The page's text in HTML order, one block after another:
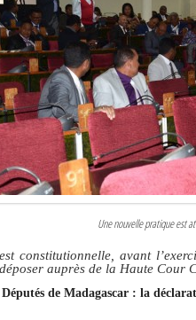
Une nouvelle pratique est
constitutionnelle, avant
auprès de la Haute
de Madagascar : la